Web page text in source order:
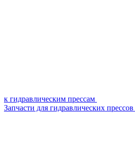
к гидравлическим прессам
Запчасти для гидравлических прессов